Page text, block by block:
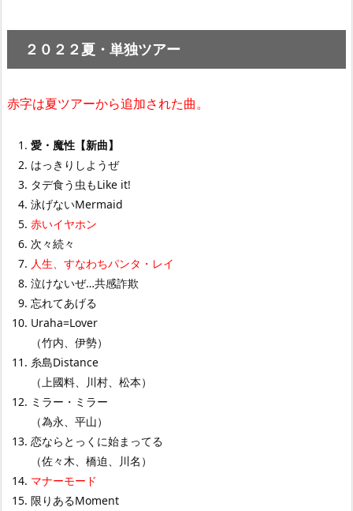
２０２２夏・単独ツアー
赤字は夏ツアーから追加された曲。
愛・魔性【新曲】
はっきりしようぜ
タデ食う虫もLike it!
泳げないMermaid
赤いイヤホン
次々続々
人生、すなわちパンタ・レイ
泣けないぜ…共感詐欺
忘れてあげる
Uraha=Lover
（竹内、伊勢）
糸島Distance
（上國料、川村、松本）
ミラー・ミラー
（為永、平山）
恋ならとっくに始まってる
（佐々木、橋迫、川名）
マナーモード
限りあるMoment